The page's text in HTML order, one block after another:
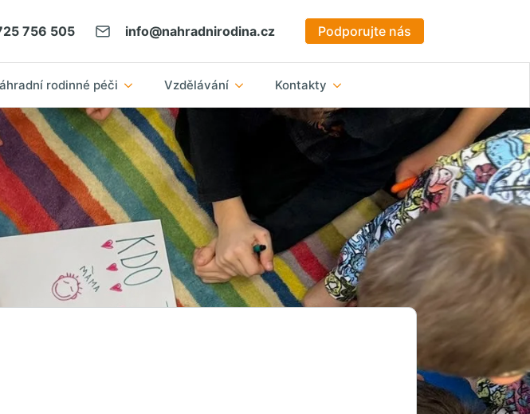
756 505 info@nahradnirodina.cz Podporujte nás
rodinné péči Vzdělávání Kontakty